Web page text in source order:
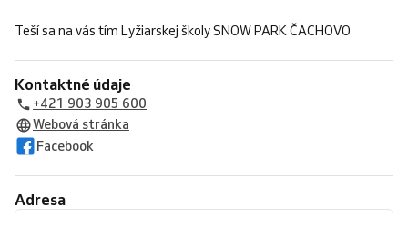
Teší sa na vás tím Lyžiarskej školy SNOW PARK ČACHOVO
Kontaktné údaje
+421 903 905 600
Webová stránka
Facebook
Adresa